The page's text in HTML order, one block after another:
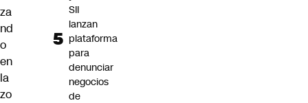
za
nd
o
en
la
zo
SII
lanzan
plataforma
para
denunciar
negocios
de